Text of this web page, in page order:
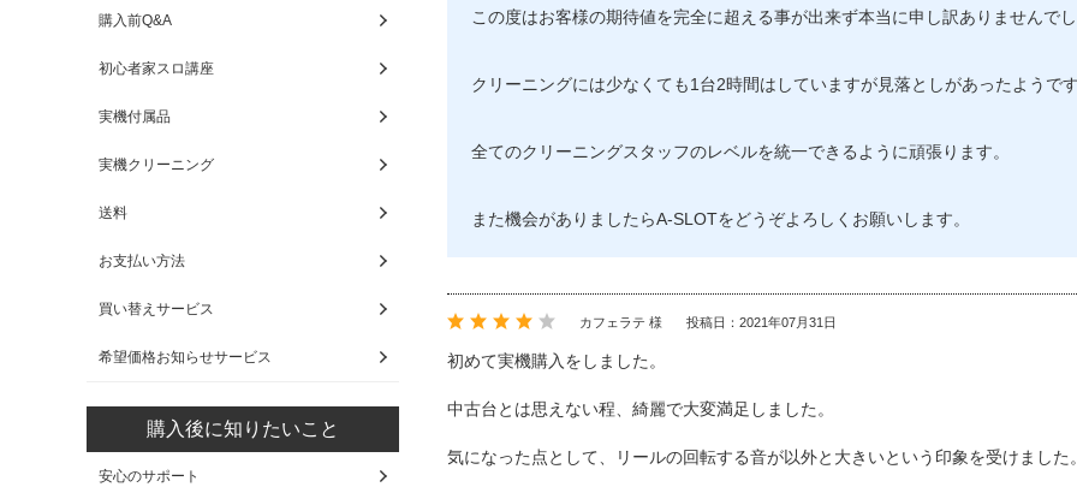
この度はお客様の期待値を完全に超える事が出来ず本当に申し訳ありませんでし
クリーニングには少なくても1台2時間はしていますが見落としがあったようです
全てのクリーニングスタッフのレベルを統一できるように頑張ります。
また機会がありましたらA-SLOTをどうぞよろしくお願いします。
カフェラテ 様 投稿日：2021年07月31日
初めて実機購入をしました。
中古台とは思えない程、綺麗で大変満足しました。
気になった点として、リールの回転する音が以外と大きいという印象を受けました。
購入前Q&A
初心者家スロ講座
実機付属品
実機クリーニング
送料
お支払い方法
買い替えサービス
希望価格お知らせサービス
購入後に知りたいこと
安心のサポート